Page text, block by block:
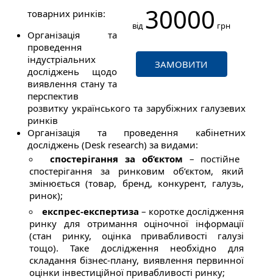
від 30000 грн
ЗАМОВИТИ
товарних ринків:
Організація та
проведення
індустріальних
досліджень щодо
виявлення стану та
перспектив
розвитку українського та зарубіжних галузевих
ринків
Організація та проведення кабінетних
досліджень (Desk research) за видами:
спостерігання за об’єктом – постійне
спостерігання за ринковим об’єктом, який
змінюється (товар, бренд, конкурент, галузь,
ринок);
експрес-експертиза – коротке дослідження
ринку для отримання оціночної інформації
(стан ринку, оцінка привабливості галузі
тощо). Таке дослідження необхідно для
складання бізнес-плану, виявлення первинної
оцінки інвестиційної привабливості ринку;